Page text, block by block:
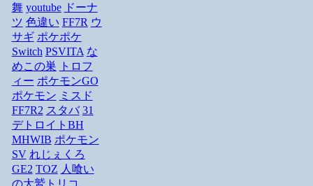
舞 youtube ドーナ
ツ 色違い FF7R ウ
サギ ポケポケ
Switch PSVITA な
めこの巣
トロフ
ィー ポケモンGO
ポケモン ミスド
FF7R2 スタバ 31
デトロイトBH
MHWIB ポケモン
SV れじぇくろ
GE2 TOZ 人喰い